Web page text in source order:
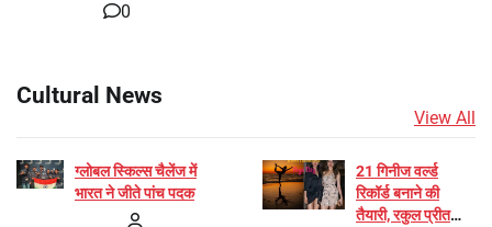
0
Cultural News
View All
ग्लोबल स्किल्स चैलेंज में
भारत ने जीते पांच पदक
21 गिनीज वर्ल्ड
रिकॉर्ड बनाने की
तैयारी, रकुल प्रीत